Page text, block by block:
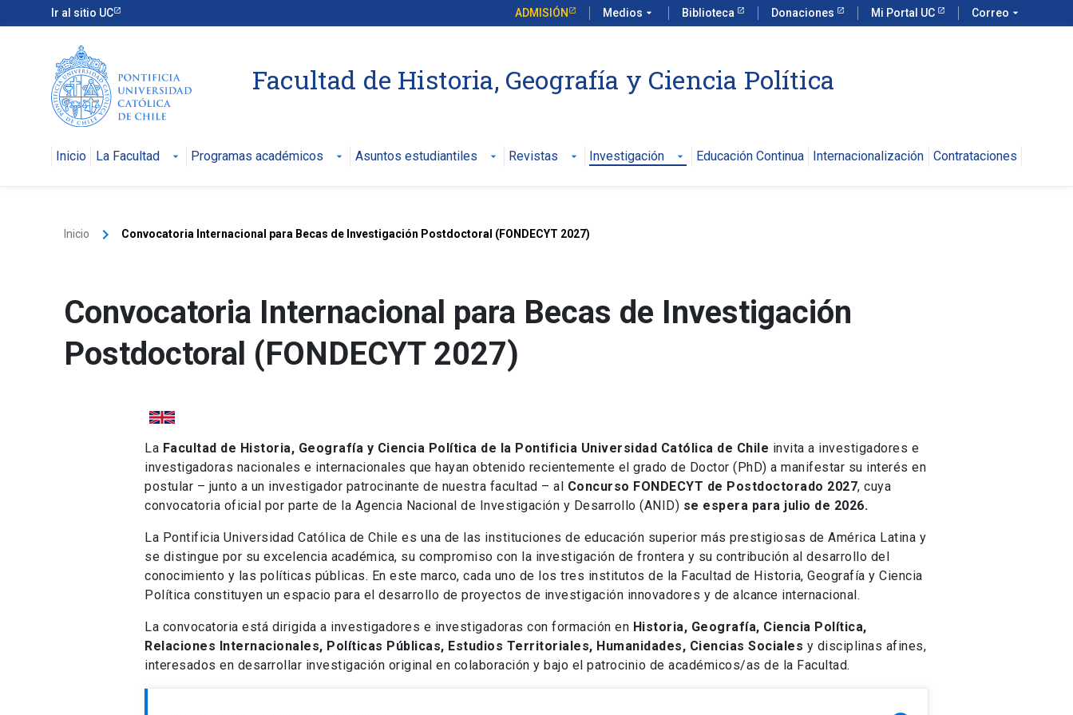
Ir al sitio UC ADMISIÓN Medios arrow_drop_down Biblioteca Donaciones Mi Portal UC Correo arrow_drop_down
Facultad de Historia, Geografía y Ciencia Política
Inicio La Facultad arrow_drop_down Programas académicos arrow_drop_down Asuntos estudiantiles arrow_drop_down Revistas arrow_drop_down Investigación arrow_drop_down Educación Continua Internacionalización Contrataciones
Inicio keyboard_arrow_right Convocatoria Internacional para Becas de Investigación Postdoctoral (FONDECYT 2027)
Convocatoria Internacional para Becas de Investigación
Postdoctoral (FONDECYT 2027)
La Facultad de Historia, Geografía y Ciencia Política de la Pontificia Universidad Católica de Chile invita a investigadores e
investigadoras nacionales e internacionales que hayan obtenido recientemente el grado de Doctor (PhD) a manifestar su interés en
postular – junto a un investigador patrocinante de nuestra facultad – al Concurso FONDECYT de Postdoctorado 2027, cuya
convocatoria oficial por parte de la Agencia Nacional de Investigación y Desarrollo (ANID) se espera para julio de 2026.
La Pontificia Universidad Católica de Chile es una de las instituciones de educación superior más prestigiosas de América Latina y
se distingue por su excelencia académica, su compromiso con la investigación de frontera y su contribución al desarrollo del
conocimiento y las políticas públicas. En este marco, cada uno de los tres institutos de la Facultad de Historia, Geografía y Ciencia
Política constituyen un espacio para el desarrollo de proyectos de investigación innovadores y de alcance internacional.
La convocatoria está dirigida a investigadores e investigadoras con formación en Historia, Geografía, Ciencia Política,
Relaciones Internacionales, Políticas Públicas, Estudios Territoriales, Humanidades, Ciencias Sociales y disciplinas afines,
interesados en desarrollar investigación original en colaboración y bajo el patrocinio de académicos/as de la Facultad.